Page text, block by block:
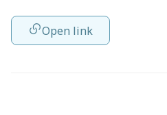
Open link